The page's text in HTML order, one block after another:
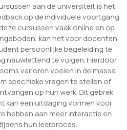
aan de universiteit is het
op de individuele voortgang
cursussen vaak online en op
kan het voor docenten
persoonlijke begeleiding te
nauwlettend te volgen. Hierdoor
verloren voelen in de massa
specifieke vragen te stellen of
op hun werk. Dit gebrek
kan een uitdaging vormen voor
hebben aan meer interactie en
hun leerproces.